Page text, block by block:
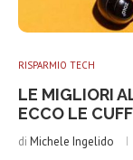
RISPARMIO TECH
LE MIGLIORI
ECCO LE
di Michele Ingelido